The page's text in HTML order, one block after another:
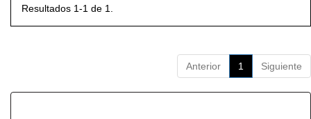
Resultados 1-1 de 1.
Anterior 1 Siguiente